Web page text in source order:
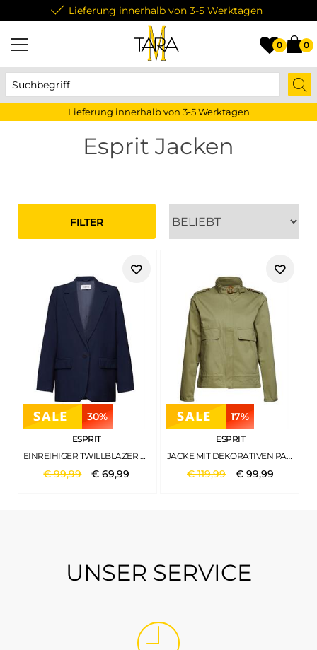
Lieferung innerhalb von 3-5 Werktagen
0 0
Lieferung innerhalb von 3-5 Werktagen
Esprit Jacken
FILTER
30%
ESPRIT
EINREIHIGER TWILLBLAZER NAVY
€99,99 €69,99
17%
ESPRIT
JACKE MIT DEKORATIVEN PATTEN LIGHT KHAKI
€119,99 €99,99
UNSER SERVICE